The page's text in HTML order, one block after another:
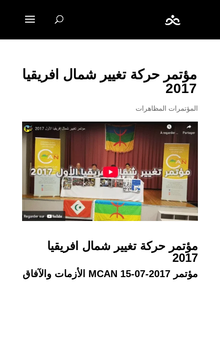
مؤتمر حركة تغيير شمال افريقيا
2017
المؤتمرات المظاهرات
مؤتمر حركة تغيير شمال افريقيا
2017
مؤتمر MCAN 15-07-2017 الأزمات والآفاق